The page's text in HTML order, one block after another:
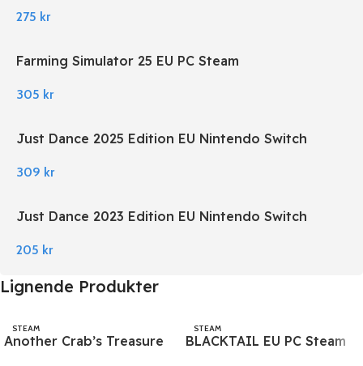
275 kr
Farming Simulator 25 EU PC Steam
305 kr
Just Dance 2025 Edition EU Nintendo Switch
309 kr
Just Dance 2023 Edition EU Nintendo Switch
205 kr
Lignende Produkter
STEAM
Another Crab’s Treasure
STEAM
BLACKTAIL EU PC Steam